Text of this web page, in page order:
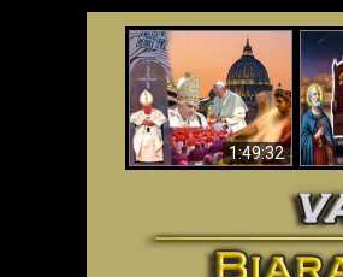
1:49:32
Wahyu di Vatikan
Sekarang